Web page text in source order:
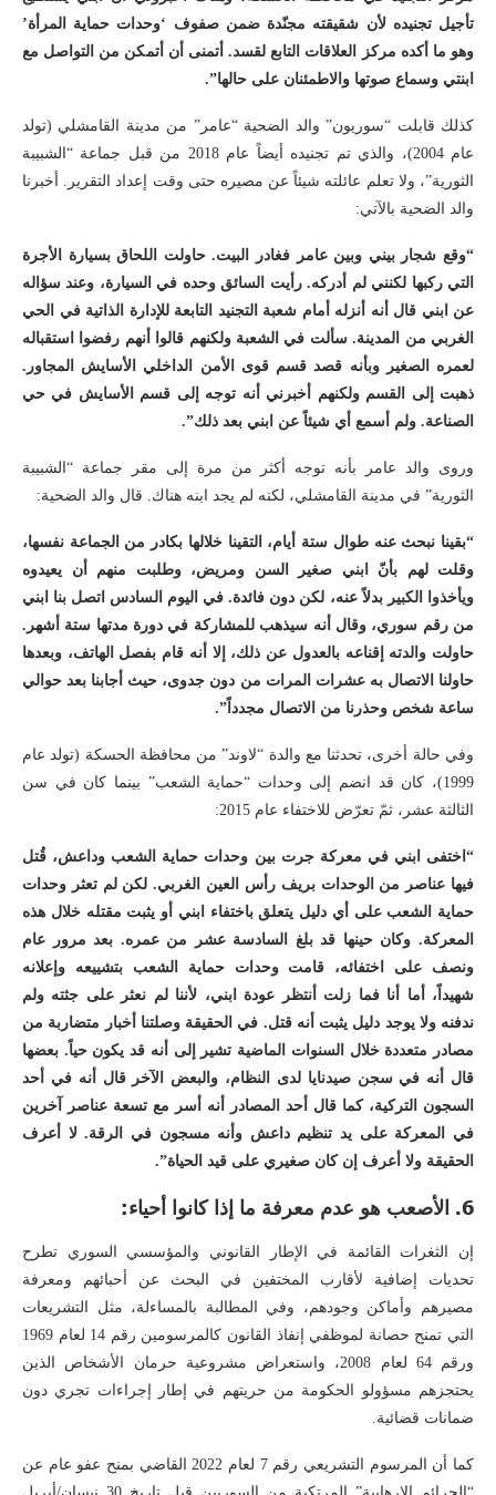
تأجيل تجنيده لأن شقيقته مجنّدة ضمن صفوف ‘وحدات حماية المرأة’
وهو ما أكده مركز العلاقات التابع لقسد. أتمنى أن أتمكن من التواصل مع
ابنتي وسماع صوتها والاطمئنان على حالها”.
كذلك قابلت “سوريون” والد الضحية “عامر” من مدينة القامشلي (تولد
عام 2004)، والذي تم تجنيده أيضاً عام 2018 من قبل جماعة “الشبيبة
الثورية”، ولا تعلم عائلته شيئاً عن مصيره حتى وقت إعداد التقرير. أخبرنا
والد الضحية بالآتي:
“وقع شجار بيني وبين عامر فغادر البيت. حاولت اللحاق بسيارة الأجرة
التي ركبها لكنني لم أدركه. رأيت السائق وحده في السيارة، وعند سؤاله
عن ابني قال أنه أنزله أمام شعبة التجنيد التابعة للإدارة الذاتية في الحي
الغربي من المدينة. سألت في الشعبة ولكنهم قالوا أنهم رفضوا استقباله
لعمره الصغير وبأنه قصد قسم قوى الأمن الداخلي الأسايش المجاور.
ذهبت إلى القسم ولكنهم أخبرني أنه توجه إلى قسم الأسايش في حي
الصناعة. ولم أسمع أي شيئاً عن ابني بعد ذلك”.
وروى والد عامر بأنه توجه أكثر من مرة إلى مقر جماعة “الشبيبة
الثورية” في مدينة القامشلي، لكنه لم يجد ابنه هناك. قال والد الضحية:
“بقينا نبحث عنه طوال ستة أيام، التقينا خلالها بكادر من الجماعة نفسها،
وقلت لهم بأنّ ابني صغير السن ومريض، وطلبت منهم أن يعيدوه
ويأخذوا الكبير بدلاً عنه، لكن دون فائدة. في اليوم السادس اتصل بنا ابني
من رقم سوري، وقال أنه سيذهب للمشاركة في دورة مدتها ستة أشهر.
حاولت والدته إقناعه بالعدول عن ذلك، إلا أنه قام بفصل الهاتف، وبعدها
حاولنا الاتصال به عشرات المرات من دون جدوى، حيث أجابنا بعد حوالي
ساعة شخص وحذرنا من الاتصال مجدداً”.
وفي حالة أخرى، تحدثنا مع والدة “لاوند” من محافظة الحسكة (تولد عام
1999)، كان قد انضم إلى وحدات “حماية الشعب” بينما كان في سن
الثالثة عشر، ثمّ تعرّض للاختفاء عام 2015:
“اختفى ابني في معركة جرت بين وحدات حماية الشعب وداعش، قُتل
فيها عناصر من الوحدات بريف رأس العين الغربي. لكن لم تعثر وحدات
حماية الشعب على أي دليل يتعلق باختفاء ابني أو يثبت مقتله خلال هذه
المعركة. وكان حينها قد بلغ السادسة عشر من عمره. بعد مرور عام
ونصف على اختفائه، قامت وحدات حماية الشعب بتشييعه وإعلانه
شهيداً، أما أنا فما زلت أنتظر عودة ابني، لأننا لم نعثر على جثته ولم
ندفنه ولا يوجد دليل يثبت أنه قتل. في الحقيقة وصلتنا أخبار متضاربة من
مصادر متعددة خلال السنوات الماضية تشير إلى أنه قد يكون حياً. بعضها
قال أنه في سجن صيدنايا لدى النظام، والبعض الآخر قال أنه في أحد
السجون التركية، كما قال أحد المصادر أنه أسر مع تسعة عناصر آخرين
في المعركة على يد تنظيم داعش وأنه مسجون في الرقة. لا أعرف
الحقيقة ولا أعرف إن كان صغيري على قيد الحياة”.
6. الأصعب هو عدم معرفة ما إذا كانوا أحياء:
إن الثغرات القائمة في الإطار القانوني والمؤسسي السوري تطرح
تحديات إضافية لأقارب المختفين في البحث عن أحبائهم ومعرفة
مصيرهم وأماكن وجودهم، وفي المطالبة بالمساءلة، مثل التشريعات
التي تمنح حصانة لموظفي إنفاذ القانون كالمرسومين رقم 14 لعام 1969
ورقم 64 لعام 2008، واستعراض مشروعية حرمان الأشخاص الذين
يحتجزهم مسؤولو الحكومة من حريتهم في إطار إجراءات تجري دون
ضمانات قضائية.
كما أن المرسوم التشريعي رقم 7 لعام 2022 القاضي بمنح عفو عام عن